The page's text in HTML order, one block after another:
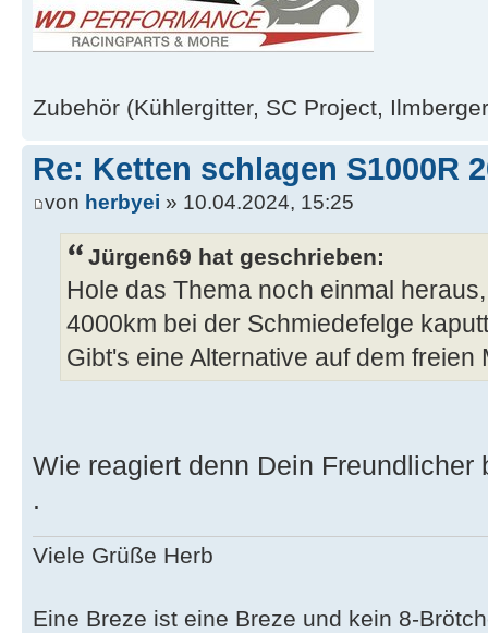
Zubehör (Kühlergitter, SC Project,
Re: Ketten schlagen S1000R
von herbyei » 10.04.2024, 15:25
Jürgen69 hat geschrieben:
Hole das Thema noch einmal
4000km bei der Schmiedefelge
Gibt's eine Alternative auf dem freien
Wie reagiert denn Dein Freundlicher
.
Viele Grüße Herb
Eine Breze ist eine Breze und kein 8-